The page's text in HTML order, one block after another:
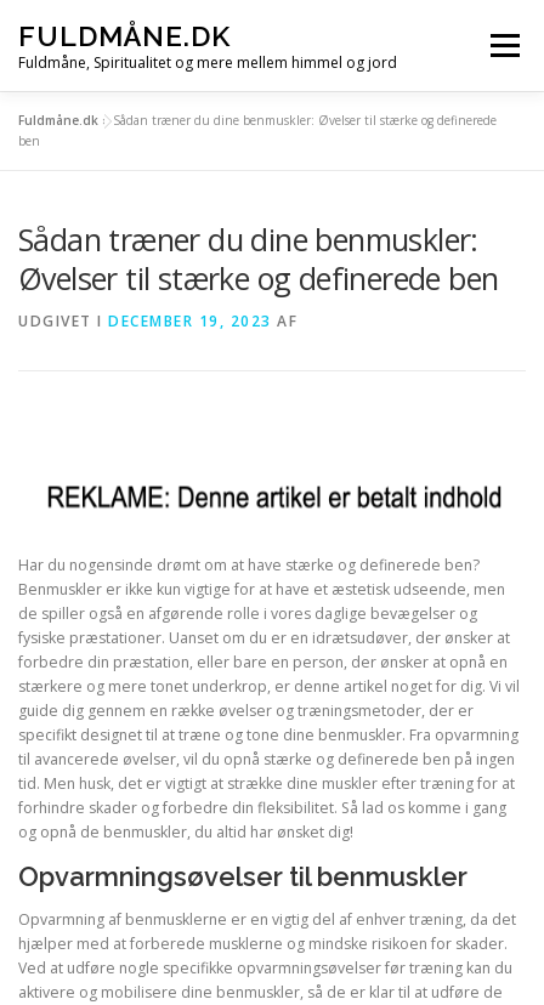
indhold
FULDMÅNE.DK
Fuldmåne, Spiritualitet og mere mellem himmel og jord
Menu
MÅNE, SOL OG STJERNER ALLE ARTIKLER
Fuldmåne.dk »Sådan træner du dine benmuskler: Øvelser til stærke og definerede
ben
Sådan træner du dine benmuskler:
Øvelser til stærke og definerede ben
UDGIVET I DECEMBER 19, 2023 AF
Har du nogensinde drømt om at have stærke og definerede ben?
Benmuskler er ikke kun vigtige for at have et æstetisk udseende, men
de spiller også en afgørende rolle i vores daglige bevægelser og
fysiske præstationer. Uanset om du er en idrætsudøver, der ønsker at
forbedre din præstation, eller bare en person, der ønsker at opnå en
stærkere og mere tonet underkrop, er denne artikel noget for dig. Vi vil
guide dig gennem en række øvelser og træningsmetoder, der er
specifikt designet til at træne og tone dine benmuskler. Fra opvarmning
til avancerede øvelser, vil du opnå stærke og definerede ben på ingen
tid. Men husk, det er vigtigt at strække dine muskler efter træning for at
forhindre skader og forbedre din fleksibilitet. Så lad os komme i gang
og opnå de benmuskler, du altid har ønsket dig!
Opvarmningsøvelser til benmuskler
Opvarmning af benmusklerne er en vigtig del af enhver træning, da det
hjælper med at forberede musklerne og mindske risikoen for skader.
Ved at udføre nogle specifikke opvarmningsøvelser før træning kan du
aktivere og mobilisere dine benmuskler, så de er klar til at udføre de